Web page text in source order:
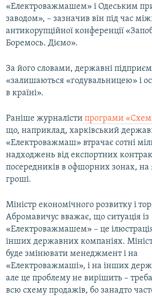
Усі сайти RFE/RL
«Електроважмашем» і Одеським
заводом», – зазначив він під час
антикорупційної конференції
Боремось. Діємо».
За його словами, державні
«залишаються «годувальницею» і
в країні».
Раніше журналісти програми
що, наприклад, харківський
«Електроважмаш» втрачає сотні
надходжень від експортних
посередників в офшорних зонах, на
гроші.
Міністр економічного розвитку і
Абромавичус вважає, що ситуація із
«Електроважмашем» – це
інших державних компаніях.
буде змінювати менеджмент і на
«Електроважмаші», і на інших
але це проблему не вирішить –
всю схему продажів, бо занадто